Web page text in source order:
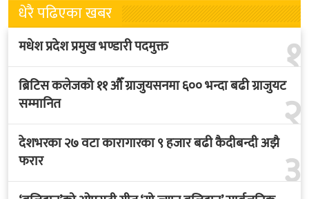
धेरै पढिएका खबर
१
मधेश प्रदेश प्रमुख भण्डारी पदमुक्त
२
ब्रिटिस कलेजको ११ औँ ग्राजुयसनमा ६०० भन्दा बढी ग्राजुयट
सम्मानित
३
देशभरका २७ वटा कारागारका ९ हजार बढी कैदीबन्दी अझै
फरार